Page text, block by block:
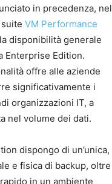
in precedenza, nel
VM Performance
disponibilità generale
Enterprise Edition.
offre alle aziende
significativamente i
organizzazioni IT, a
nel volume dei dati.
dispongo di un’unica,
e fisica di backup, oltre
in un ambiente